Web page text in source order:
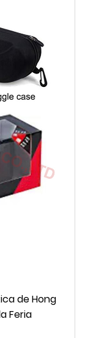
de Hong
Feria